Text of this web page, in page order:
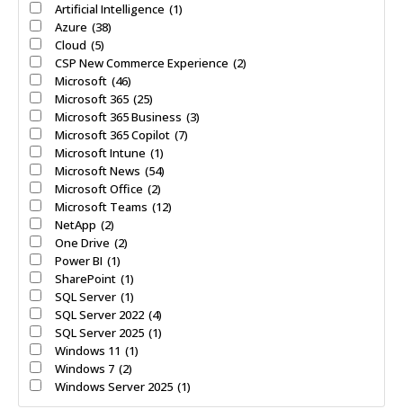
Artificial Intelligence (1)
Azure (38)
Cloud (5)
CSP New Commerce Experience (2)
Microsoft (46)
Microsoft 365 (25)
Microsoft 365 Business (3)
Microsoft 365 Copilot (7)
Microsoft Intune (1)
Microsoft News (54)
Microsoft Office (2)
Microsoft Teams (12)
NetApp (2)
One Drive (2)
Power BI (1)
SharePoint (1)
SQL Server (1)
SQL Server 2022 (4)
SQL Server 2025 (1)
Windows 11 (1)
Windows 7 (2)
Windows Server 2025 (1)